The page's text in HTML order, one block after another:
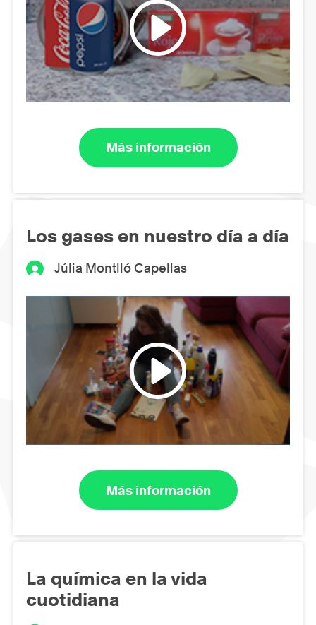
Más información
Los gases en nuestro día a día
Júlia Montlló Capellas
Más información
La química en la vida
cuotidiana